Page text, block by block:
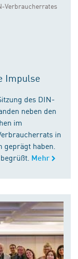
Verbraucherrates
Impulse
des DIN-
neben den
im
in
haben.
Mehr